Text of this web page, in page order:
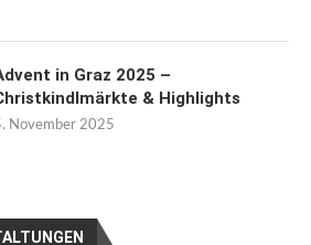
in Graz 2025 –
& Highlights
November 2025